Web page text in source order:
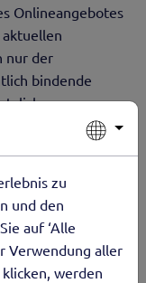
Onlineangebotes
nur der
bindende
Impressum, die
zu ändern
freibleibend und
zu
und den
auf ‘Alle
Verwendung aller
klicken, werden